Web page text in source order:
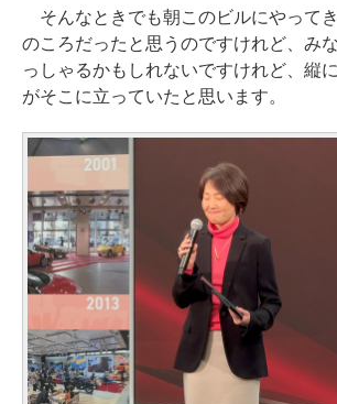
そんなときでも朝このビルにやって
のころだったと思うのですけれど、み
っしゃるかもしれないですけれど、縦
がそこに立っていたと思います。